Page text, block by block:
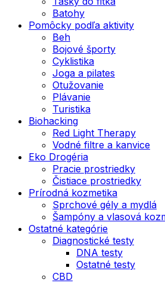
Batohy
Pomôcky podľa aktivity
Beh
Bojové športy
Cyklistika
Joga a pilates
Otužovanie
Plávanie
Turistika
Biohacking
Red Light Therapy
Vodné filtre a kanvice
Eko Drogéria
Pracie prostriedky
Čistiace prostriedky
Prírodná kozmetika
Sprchové gély a mydlá
Šampóny a vlasová
Ostatné kategórie
Diagnostické testy
DNA testy
Ostatné testy
CBD